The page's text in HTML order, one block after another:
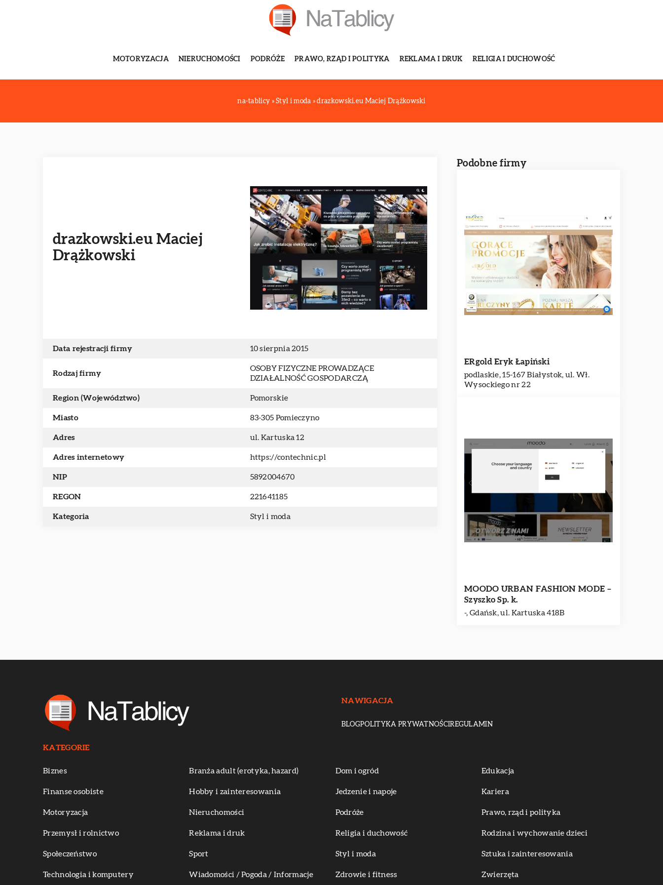
MOTORYZACJA NIERUCHOMOŚCI PODRÓŻE PRAWO, RZĄD I POLITYKA REKLAMA I DRUK RELIGIA I DUCHOWOŚĆ
na-tablicy »Styl i moda »drazkowski.eu Maciej Drążkowski
drazkowski.eu Maciej
Drążkowski
Data rejestracji firmy 10 sierpnia 2015
Rodzaj firmy
OSOBY FIZYCZNE PROWADZĄCE
DZIAŁALNOŚĆ GOSPODARCZĄ
Region (Województwo) Pomorskie
Miasto 83-305 Pomieczyno
Adres ul. Kartuska 12
Adres internetowy https://contechnic.pl
NIP 5892004670
REGON 221641185
Kategoria Styl i moda
Podobne firmy
ERgold Eryk Łapiński
podlaskie, 15-167 Białystok, ul. Wł.
Wysockiego nr 22
MOODO URBAN FASHION MODE –
Szyszko Sp. k.
-, Gdańsk, ul. Kartuska 418B
NAWIGACJA
BLOGPOLITYKA PRYWATNOŚCIREGULAMIN
KATEGORIE
Biznes Branża adult (erotyka, hazard) Dom i ogród Edukacja
Finanse osobiste Hobby i zainteresowania Jedzenie i napoje Kariera
Motoryzacja Nieruchomości Podróże Prawo, rząd i polityka
Przemysł i rolnictwo Reklama i druk Religia i duchowość Rodzina i wychowanie dzieci
Społeczeństwo Sport Styl i moda Sztuka i zainteresowania
Technologia i komputery Wiadomości / Pogoda / Informacje Zdrowie i fitness Zwierzęta